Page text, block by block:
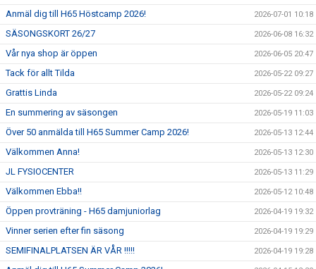
Anmäl dig till H65 Höstcamp 2026! 2026-07-01 10:18
SÄSONGSKORT 26/27 2026-06-08 16:32
Vår nya shop är öppen 2026-06-05 20:47
Tack för allt Tilda 2026-05-22 09:27
Grattis Linda 2026-05-22 09:24
En summering av säsongen 2026-05-19 11:03
Över 50 anmälda till H65 Summer Camp 2026! 2026-05-13 12:44
Välkommen Anna! 2026-05-13 12:30
JL FYSIOCENTER 2026-05-13 11:29
Välkommen Ebba!! 2026-05-12 10:48
Öppen provträning - H65 damjuniorlag 2026-04-19 19:32
Vinner serien efter fin säsong 2026-04-19 19:29
SEMIFINALPLATSEN ÄR VÅR !!!!! 2026-04-19 19:28